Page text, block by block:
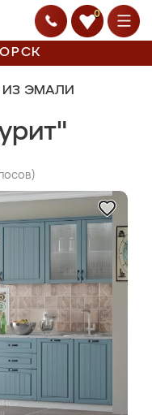
0
ИЗ ЭМАЛИ